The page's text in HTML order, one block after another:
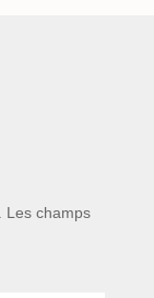
Les champs